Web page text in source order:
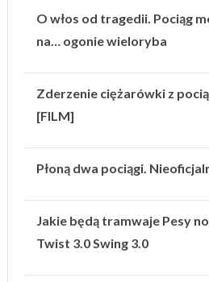
O włos od tragedii. Pociąg
na… ogonie wieloryba
Zderzenie ciężarówki z
[FILM]
Płoną dwa pociągi.
Jakie będą tramwaje Pesy
Twist 3.0 Swing 3.0